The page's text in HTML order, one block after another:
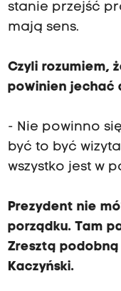
stanie przejść
mają sens.
Czyli rozumiem,
powinien jechać
- Nie powinno
być to być
wszystko jest w
Prezydent nie
porządku. Tam
Zresztą
Kaczyński.